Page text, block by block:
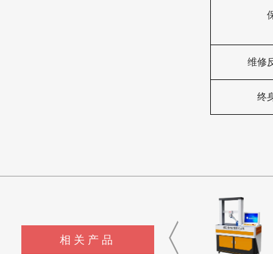
维修
终
相关产品